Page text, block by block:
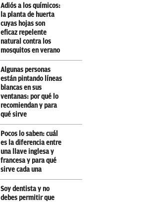
Adiós a los químicos:
la planta de huerta
cuyas hojas son
eficaz repelente
natural contra los
mosquitos en verano
Algunas personas
están pintando líneas
blancas en sus
ventanas: por qué lo
recomiendan y para
qué sirve
Pocos lo saben: cuál
es la diferencia entre
una llave inglesa y
francesa y para qué
sirve cada una
Soy dentista y no
debes permitir que